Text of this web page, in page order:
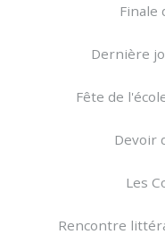
Finale
Dernière
Fête de
Devoir
Les
Rencontre